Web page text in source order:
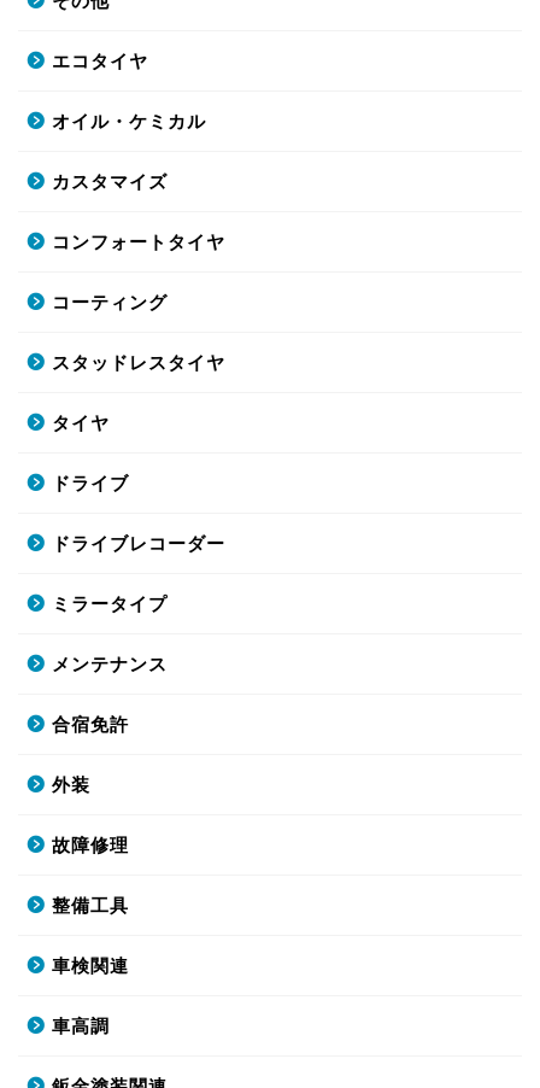
エコタイヤ
オイル・ケミカル
カスタマイズ
コンフォートタイヤ
コーティング
スタッドレスタイヤ
タイヤ
ドライブ
ドライブレコーダー
ミラータイプ
メンテナンス
合宿免許
外装
故障修理
整備工具
車検関連
車高調